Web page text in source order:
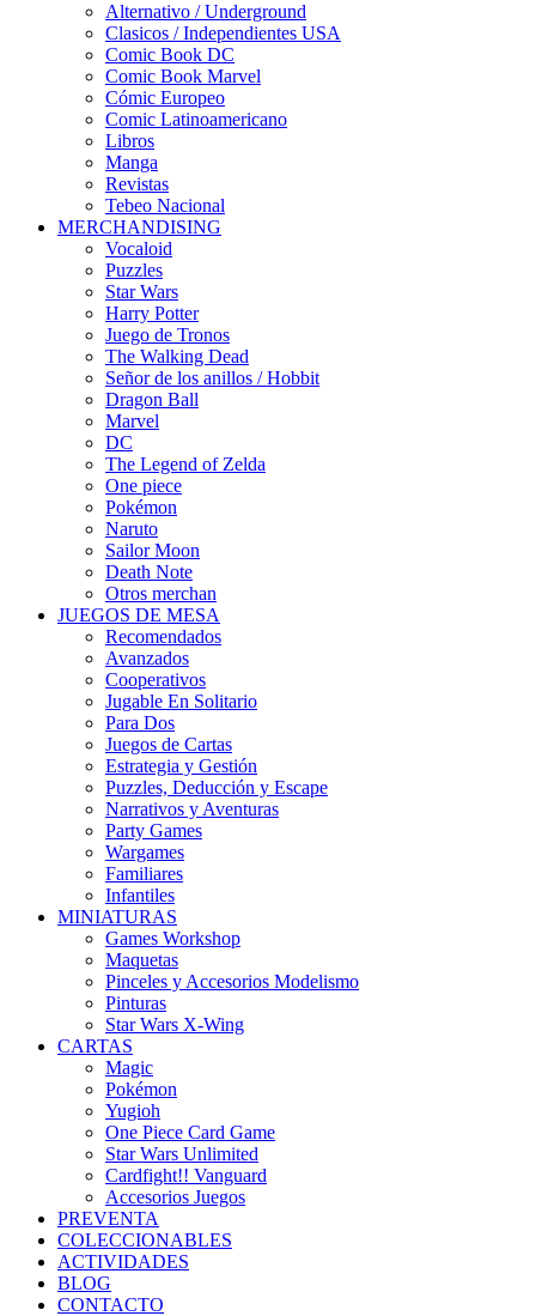
Alternativo / Underground
Clasicos / Independientes USA
Comic Book DC
Comic Book Marvel
Cómic Europeo
Comic Latinoamericano
Libros
Manga
Revistas
Tebeo Nacional
MERCHANDISING
Vocaloid
Puzzles
Star Wars
Harry Potter
Juego de Tronos
The Walking Dead
Señor de los anillos / Hobbit
Dragon Ball
Marvel
DC
The Legend of Zelda
One piece
Pokémon
Naruto
Sailor Moon
Death Note
Otros merchan
JUEGOS DE MESA
Recomendados
Avanzados
Cooperativos
Jugable En Solitario
Para Dos
Juegos de Cartas
Estrategia y Gestión
Puzzles, Deducción y Escape
Narrativos y Aventuras
Party Games
Wargames
Familiares
Infantiles
MINIATURAS
Games Workshop
Maquetas
Pinceles y Accesorios Modelismo
Pinturas
Star Wars X-Wing
CARTAS
Magic
Pokémon
Yugioh
One Piece Card Game
Star Wars Unlimited
Cardfight!! Vanguard
Accesorios Juegos
PREVENTA
COLECCIONABLES
ACTIVIDADES
BLOG
CONTACTO